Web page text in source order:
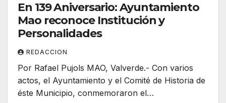
En 139 Aniversario: Ayuntamiento
Mao reconoce Institución y
Personalidades
REDACCION
Por Rafael Pujols MAO, Valverde.- Con varios
actos, el Ayuntamiento y el Comité de Historia de
éste Municipio, conmemoraron el…